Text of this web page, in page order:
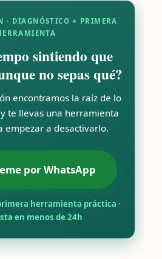
· DIAGNÓSTICO + PRIMERA
sintiendo que
no sepas qué?
encontramos la raíz de lo
te llevas una herramienta
empezar a desactivarlo.
por WhatsApp
herramienta práctica ·
en menos de 24h